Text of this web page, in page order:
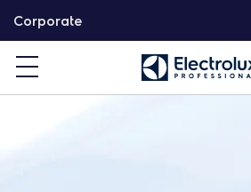
ツ
Corporate